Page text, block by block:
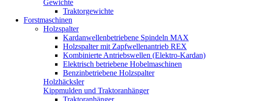
Gewichte
Traktorgewichte
Forstmaschinen
Holzspalter
Kardanwellenbetriebene Spindeln MAX
Holzspalter mit Zapfwellenantrieb REX
Kombinierte Antriebswellen (Elektro-Kardan)
Elektrisch betriebene Hobelmaschinen
Benzinbetriebene Holzspalter
Holzhäcksler
Kippmulden und Traktoranhänger
Traktoranhänger